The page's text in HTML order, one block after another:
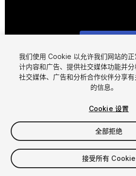
1/4
$6.99
增值税将在结算时计算
我们使用 Cookie 以允许我们网站的
计内容和广告、提供社交媒体功能并
社交媒体、广告和分析合作伙伴分享
的信息。
Cookie 设置
全部拒绝
接受所有 Cookie